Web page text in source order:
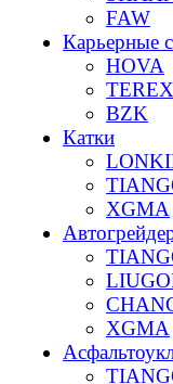
FAW
Карьерные
HOVA
TEREX
BZK
Катки
XGMA
XGMA